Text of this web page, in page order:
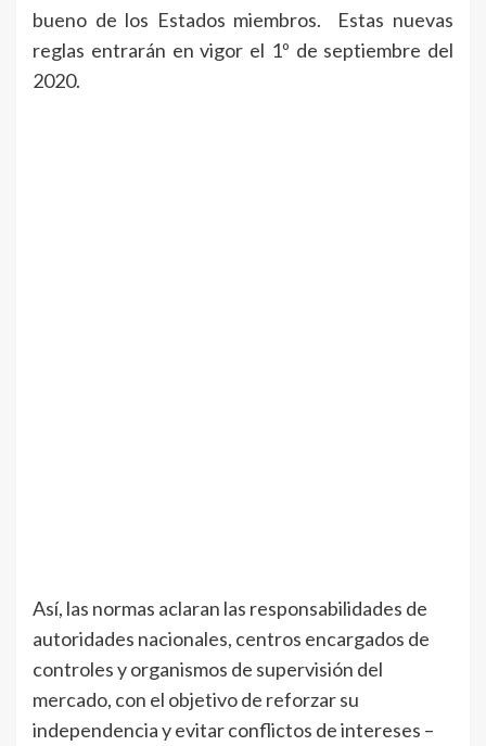
bueno de los Estados miembros. Estas nuevas
reglas entrarán en vigor el 1º de septiembre del
2020.
Así, las normas aclaran las responsabilidades de
autoridades nacionales, centros encargados de
controles y organismos de supervisión del
mercado, con el objetivo de reforzar su
independencia y evitar conflictos de intereses –